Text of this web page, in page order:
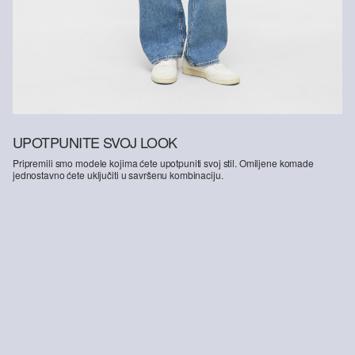
UPOTPUNITE SVOJ LOOK
Pripremili smo modele kojima ćete upotpuniti svoj stil. Omiljene komade
jednostavno ćete uključiti u savršenu kombinaciju.